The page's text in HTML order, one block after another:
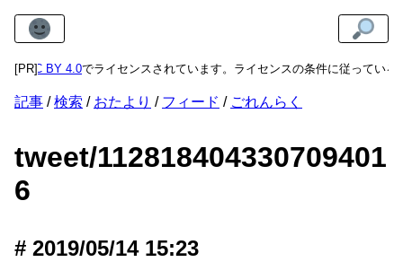
[PR]
はCC BY 4.0でライセンスされています。ライセンスの条件に従ってい
記事 検索 おたより フィード ごれんらく
tweet/112818404330709401
6
2019/05/14 15:23